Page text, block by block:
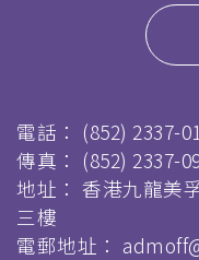
電話： (852) 2337-
傳真： (852) 2337-
地址： 香港九龍美
三樓
電郵地址：